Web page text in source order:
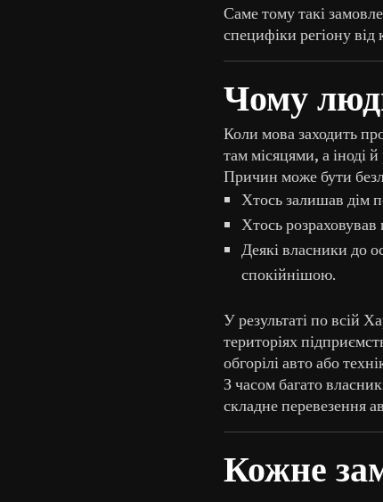
Саме тому такі
специфіки регіону від
Чому
Коли мова заходить
там місяцями, а іноді
Причин може бути
Хтось залишав дім
Хтось
Деякі власники до
спокійнішою.
У результаті по всій
територіях
обгорілі авто або
З часом багато
складне перевезення
Кожне